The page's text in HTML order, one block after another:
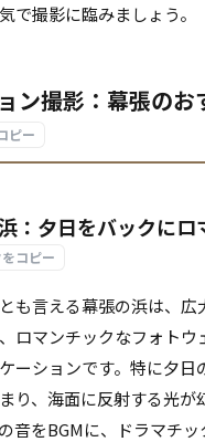
で撮影に臨みましょう。
ン撮影：幕張のお
ピー
：夕日をバックにロ
コピー
も言える幕張の浜は、広
ロマンチックなフォトウ
ーションです。特に夕日
り、海面に反射する光が
音をBGMに、ドラマチ